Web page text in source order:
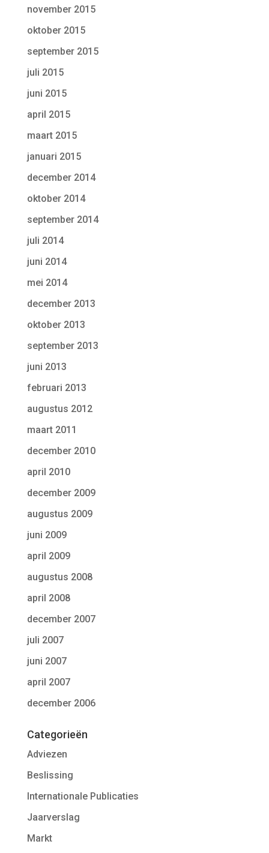
november 2015
oktober 2015
september 2015
juli 2015
juni 2015
april 2015
maart 2015
januari 2015
december 2014
oktober 2014
september 2014
juli 2014
juni 2014
mei 2014
december 2013
oktober 2013
september 2013
juni 2013
februari 2013
augustus 2012
maart 2011
december 2010
april 2010
december 2009
augustus 2009
juni 2009
april 2009
augustus 2008
april 2008
december 2007
juli 2007
juni 2007
april 2007
december 2006
Categorieën
Adviezen
Beslissing
Internationale Publicaties
Jaarverslag
Markt